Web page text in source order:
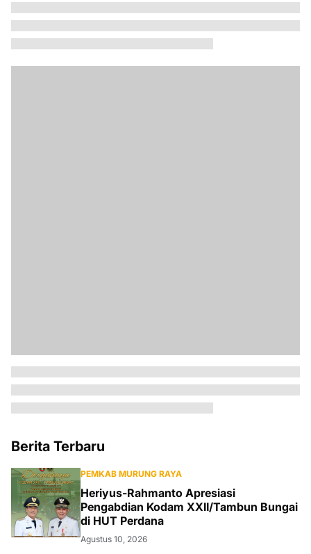
Berita Terbaru
PEMKAB MURUNG RAYA
Heriyus-Rahmanto Apresiasi
Pengabdian Kodam XXII/Tambun Bungai
di HUT Perdana
Agustus 10, 2026